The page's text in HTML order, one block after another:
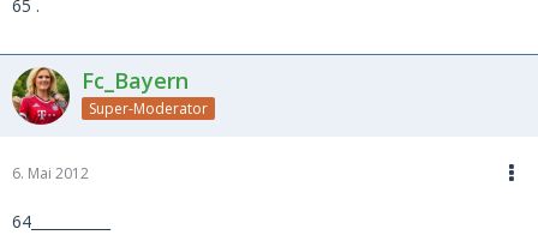
65 .
Fc_Bayern
Super-Moderator
6. Mai 2012
64___________